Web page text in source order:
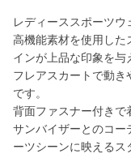
レディーススポーツウ
高機能素材を使用し
インが上品な印象を与
フレアスカートで動き
です。
背面ファスナー付きで
サンバイザーとのコー
ーツシーンに映えるス